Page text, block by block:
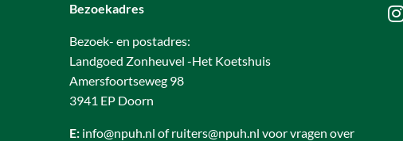
Bezoekadres
Bezoek- en postadres:
Landgoed Zonheuvel -Het Koetshuis
Amersfoortseweg 98
3941 EP Doorn
E: info@npuh.nl of ruiters@npuh.nl voor vragen over